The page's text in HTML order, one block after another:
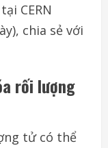
CERN
chia sẻ với
rối lượng
tử có thể